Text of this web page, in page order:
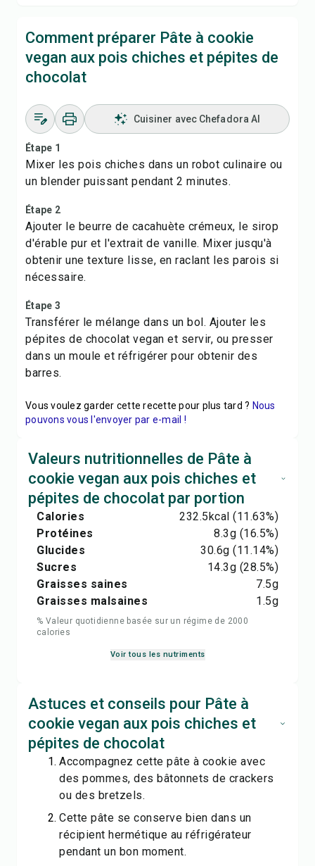
Comment préparer Pâte à cookie
vegan aux pois chiches et pépites de
chocolat
Cuisiner avec Chefadora AI
Étape 1
Mixer les pois chiches dans un robot culinaire ou
un blender puissant pendant 2 minutes.
Étape 2
Ajouter le beurre de cacahuète crémeux, le sirop
d'érable pur et l'extrait de vanille. Mixer jusqu'à
obtenir une texture lisse, en raclant les parois si
nécessaire.
Étape 3
Transférer le mélange dans un bol. Ajouter les
pépites de chocolat vegan et servir, ou presser
dans un moule et réfrigérer pour obtenir des
barres.
Vous voulez garder cette recette pour plus tard ? Nous
pouvons vous l'envoyer par e-mail !
Valeurs nutritionnelles de Pâte à
cookie vegan aux pois chiches et
pépites de chocolat par portion
Calories 232.5kcal (11.63%)
Protéines
8.3g (16.5%)
Glucides
30.6g (11.14%)
Sucres
14.3g (28.5%)
Graisses saines
7.5g
Graisses malsaines
1.5g
% Valeur quotidienne basée sur un régime de 2000
calories
Voir tous les nutriments
Astuces et conseils pour Pâte à
cookie vegan aux pois chiches et
pépites de chocolat
Accompagnez cette pâte à cookie avec
des pommes, des bâtonnets de crackers
ou des bretzels.
Cette pâte se conserve bien dans un
récipient hermétique au réfrigérateur
pendant un bon moment.